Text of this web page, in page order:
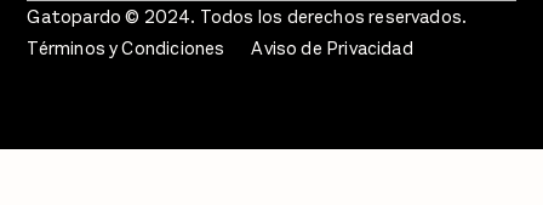
Gatopardo © 2024. Todos los derechos reservados.
Términos y Condiciones
Aviso de Privacidad